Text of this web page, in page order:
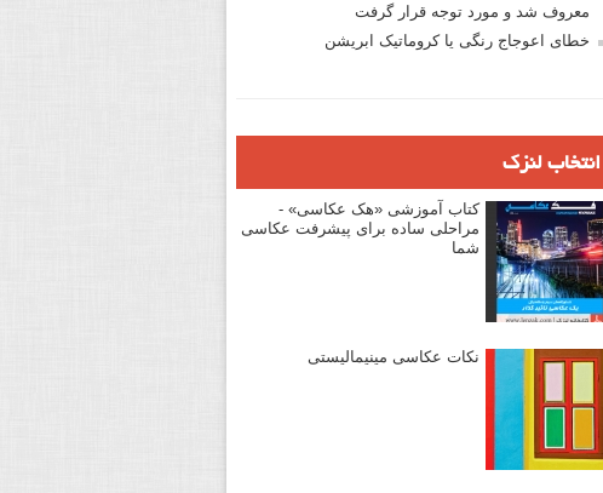
معروف شد و مورد توجه قرار گرفت
خطای اعوجاج رنگی یا کروماتیک ابریشن
انتخاب لنزک
کتاب آموزشی «هک عکاسی» -
مراحلی ساده برای پیشرفت عکاسی
شما
نکات عکاسی مینیمالیستی